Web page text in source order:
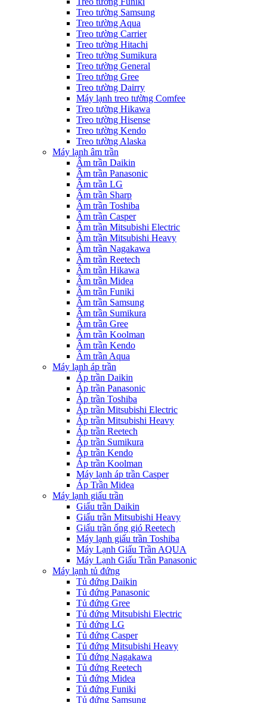
Treo tường Samsung
Treo tường Aqua
Treo tường Carrier
Treo tường Hitachi
Treo tường Sumikura
Treo tường General
Treo tường Gree
Treo tường Dairry
Máy lạnh treo tường Comfee
Treo tường Hikawa
Treo tường Hisense
Treo tường Kendo
Treo tường Alaska
Máy lạnh âm trần
Âm trần Daikin
Âm trần Panasonic
Âm trần LG
Âm trần Sharp
Âm trần Toshiba
Âm trần Casper
Âm trần Mitsubishi Electric
Âm trần Mitsubishi Heavy
Âm trần Nagakawa
Âm trần Reetech
Âm trần Hikawa
Âm trần Midea
Âm trần Funiki
Âm trần Samsung
Âm trần Sumikura
Âm trần Gree
Âm trần Koolman
Âm trần Kendo
Âm trần Aqua
Máy lạnh áp trần
Áp trần Daikin
Áp trần Panasonic
Áp trần Toshiba
Áp trần Mitsubishi Electric
Áp trần Mitsubishi Heavy
Áp trần Reetech
Áp trần Sumikura
Áp trần Kendo
Áp trần Koolman
Máy lạnh áp trần Casper
Áp Trần Midea
Máy lạnh giấu trần
Giấu trần Daikin
Giấu trần Mitsubishi Heavy
Giấu trần ống gió Reetech
Máy lạnh giấu trần Toshiba
Máy Lạnh Giấu Trần AQUA
Máy Lạnh Giấu Trần Panasonic
Máy lạnh tủ đứng
Tủ đứng Daikin
Tủ đứng Panasonic
Tủ đứng Gree
Tủ đứng Mitsubishi Electric
Tủ đứng LG
Tủ đứng Casper
Tủ đứng Mitsubishi Heavy
Tủ đứng Nagakawa
Tủ đứng Reetech
Tủ đứng Midea
Tủ đứng Funiki
Tủ đứng Samsung